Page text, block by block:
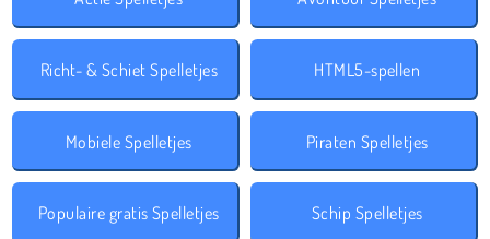
Richt- & Schiet Spelletjes HTML5-spellen
Mobiele Spelletjes Piraten Spelletjes
Populaire gratis Spelletjes Schip Spelletjes